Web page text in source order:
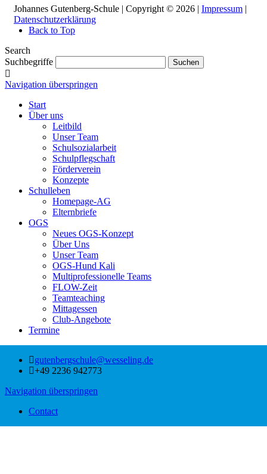
Johannes Gutenberg-Schule | Copyright © 2026 | Impressum
Datenschutzerklärung
Back to Top
Search
Suchbegriffe
Suchen
Navigation überspringen
Start
Über uns
Leitbild
Unser Team
Schulsozialarbeit
Schulpflegschaft
Förderverein
Konzepte
Schulleben
Homepage-AG
Elternbriefe
OGS
Neues OGS-Konzept
Über Uns
Unser Team
OGS-Hund Kali
Multiprofessionelle Teams
FLOW-Zeit
Teamteaching
Mittagessen
Club-Angebote
Termine
gutenbergschule@wesseling.de
+49 2236 942773
Navigation überspringen
Contact